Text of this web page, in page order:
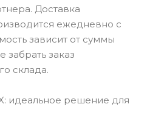
Доставка
ежедневно с
зависит от суммы
забрать заказ
склада.
идеальное решение для